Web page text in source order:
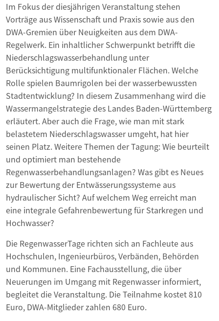
Im Fokus der diesjährigen Veranstaltung stehen
Vorträge aus Wissenschaft und Praxis sowie aus den
DWA-Gremien über Neuigkeiten aus dem DWA-
Regelwerk. Ein inhaltlicher Schwerpunkt betrifft die
Niederschlagswasserbehandlung unter
Berücksichtigung multifunktionaler Flächen. Welche
Rolle spielen Baumrigolen bei der wasserbewussten
Stadtentwicklung? In diesem Zusammenhang wird die
Wassermangelstrategie des Landes Baden-Württemberg
erläutert. Aber auch die Frage, wie man mit stark
belastetem Niederschlagswasser umgeht, hat hier
seinen Platz. Weitere Themen der Tagung: Wie beurteilt
und optimiert man bestehende
Regenwasserbehandlungsanlagen? Was gibt es Neues
zur Bewertung der Entwässerungssysteme aus
hydraulischer Sicht? Auf welchem Weg erreicht man
eine integrale Gefahrenbewertung für Starkregen und
Hochwasser?
Die RegenwasserTage richten sich an Fachleute aus
Hochschulen, Ingenieurbüros, Verbänden, Behörden
und Kommunen. Eine Fachausstellung, die über
Neuerungen im Umgang mit Regenwasser informiert,
begleitet die Veranstaltung. Die Teilnahme kostet 810
Euro, DWA-Mitglieder zahlen 680 Euro.